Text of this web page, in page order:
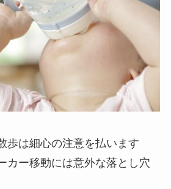
歩は細心の注意を払います
カー移動には意外な落とし穴